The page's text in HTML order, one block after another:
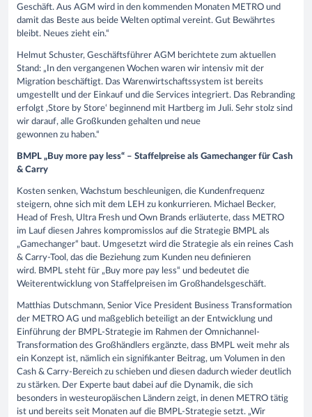
Geschäft. Aus AGM wird in den kommenden Monaten METRO und
damit das Beste aus beide Welten optimal vereint. Gut Bewährtes
bleibt. Neues zieht ein.“
Helmut Schuster, Geschäftsführer AGM berichtete zum aktuellen
Stand: „In den vergangenen Wochen waren wir intensiv mit der
Migration beschäftigt. Das Warenwirtschaftssystem ist bereits
umgestellt und der Einkauf und die Services integriert. Das Rebranding
erfolgt ‚Store by Store‘ beginnend mit Hartberg im Juli. Sehr stolz sind
wir darauf, alle Großkunden gehalten und neue
gewonnen zu haben.“
BMPL „Buy more pay less“ – Staffelpreise als Gamechanger für Cash
& Carry
Kosten senken, Wachstum beschleunigen, die Kundenfrequenz
steigern, ohne sich mit dem LEH zu konkurrieren. Michael Becker,
Head of Fresh, Ultra Fresh und Own Brands erläuterte, dass METRO
im Lauf diesen Jahres kompromisslos auf die Strategie BMPL als
„Gamechanger“ baut. Umgesetzt wird die Strategie als ein reines Cash
& Carry-Tool, das die Beziehung zum Kunden neu definieren
wird. BMPL steht für „Buy more pay less“ und bedeutet die
Weiterentwicklung von Staffelpreisen im Großhandelsgeschäft.
Matthias Dutschmann, Senior Vice President Business Transformation
der METRO AG und maßgeblich beteiligt an der Entwicklung und
Einführung der BMPL-Strategie im Rahmen der Omnichannel-
Transformation des Großhändlers ergänzte, dass BMPL weit mehr als
ein Konzept ist, nämlich ein signifikanter Beitrag, um Volumen in den
Cash & Carry-Bereich zu schieben und diesen dadurch wieder deutlich
zu stärken. Der Experte baut dabei auf die Dynamik, die sich
besonders in westeuropäischen Ländern zeigt, in denen METRO tätig
ist und bereits seit Monaten auf die BMPL-Strategie setzt. „Wir